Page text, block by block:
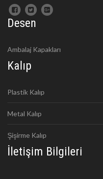
Desen
Ambalaj Kapakları
Kalıp
Plastik Kalıp
Metal Kalıp
Şişirme Kalıp
İletişim Bilgileri